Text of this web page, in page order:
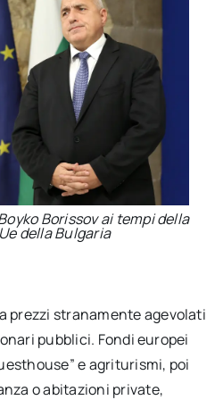
Borissov ai tempi della
della Bulgaria
prezzi stranamente agevolati
pubblici. Fondi europei
e agriturismi, poi
o abitazioni private,